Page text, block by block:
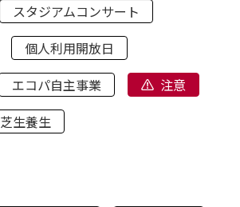
スタジアムコンサート
個人利用開放日
エコパ自主事業
注意
芝生養生